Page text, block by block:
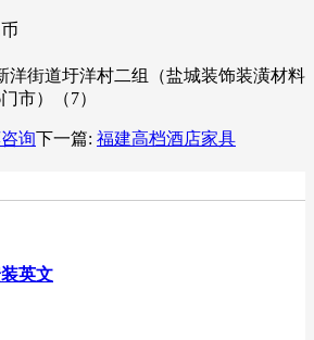
洋街道圩洋村二组（盐城装饰装潢材料
市）（7）
询下一篇: 福建高档酒店家具
英文